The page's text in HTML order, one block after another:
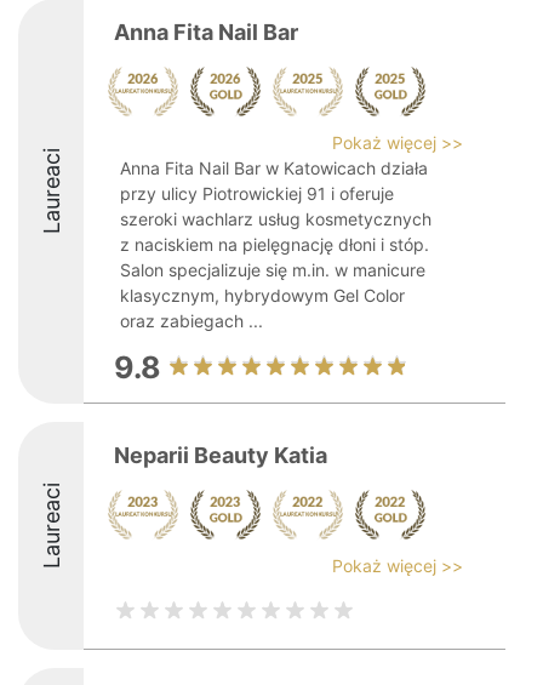
Laureaci
Anna Fita Nail Bar
Pokaż więcej >>
Anna Fita Nail Bar w Katowicach działa
przy ulicy Piotrowickiej 91 i oferuje
szeroki wachlarz usług kosmetycznych
z naciskiem na pielęgnację dłoni i stóp.
Salon specjalizuje się m.in. w manicure
klasycznym, hybrydowym Gel Color
oraz zabiegach ...
9.8
Laureaci
Neparii Beauty Katia
Pokaż więcej >>